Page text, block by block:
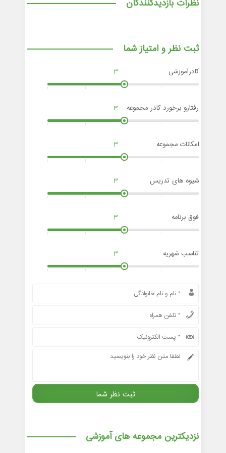
نظرات بازدیدکنندگان
ثبت نظر و امتیاز شما
کادرآموزشی 3
رفتارو برخورد کادر مجموعه 3
امکانات مجموعه 3
شیوه های تدریس 3
فوق برنامه 3
تناسب شهریه 3
نزدیکترین مجموعه های آموزشی